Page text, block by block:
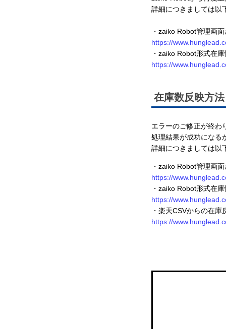
詳細につきましては以
・zaiko Robot管理画
https://
・zaiko Robot形式在
https://
在庫数反映方法
エラーのご修正が終わ
処理結果が成功になる
詳細につきましては以
・zaiko Robot管理画
https://
・zaiko Robot形式在
https://
・楽天CSVからの在庫
https://